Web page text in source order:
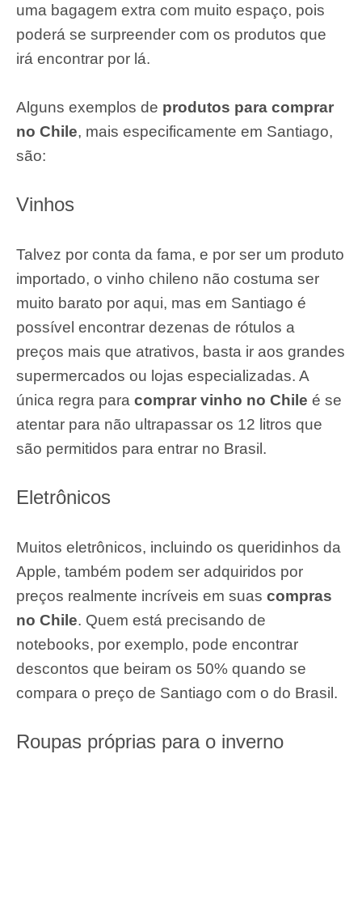
uma bagagem extra com muito espaço, pois
poderá se surpreender com os produtos que
irá encontrar por lá.
Alguns exemplos de produtos para comprar
no Chile, mais especificamente em Santiago,
são:
Vinhos
Talvez por conta da fama, e por ser um produto
importado, o vinho chileno não costuma ser
muito barato por aqui, mas em Santiago é
possível encontrar dezenas de rótulos a
preços mais que atrativos, basta ir aos grandes
supermercados ou lojas especializadas. A
única regra para comprar vinho no Chile é se
atentar para não ultrapassar os 12 litros que
são permitidos para entrar no Brasil.
Eletrônicos
Muitos eletrônicos, incluindo os queridinhos da
Apple, também podem ser adquiridos por
preços realmente incríveis em suas compras
no Chile. Quem está precisando de
notebooks, por exemplo, pode encontrar
descontos que beiram os 50% quando se
compara o preço de Santiago com o do Brasil.
Roupas próprias para o inverno